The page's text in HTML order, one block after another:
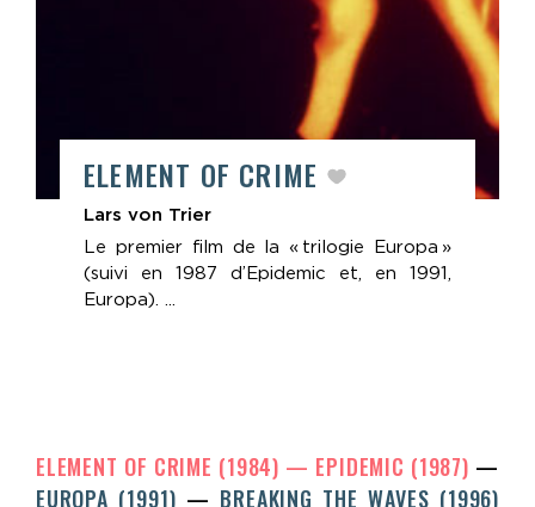
ELEMENT OF CRIME
Lars von Trier
Le premier film de la « trilogie Europa »
(suivi en 1987 d’Epidemic et, en 1991,
Europa). ...
ELEMENT OF CRIME (1984)
EPIDEMIC (1987)
EUROPA (1991)
BREAKING THE WAVES (1996)